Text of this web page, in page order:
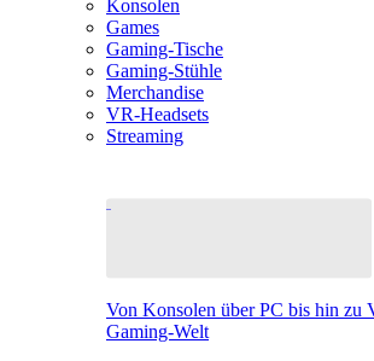
Konsolen
Games
Gaming-Tische
Gaming-Stühle
Merchandise
VR-Headsets
Streaming
Von Konsolen über PC bis hin zu
Gaming-Welt